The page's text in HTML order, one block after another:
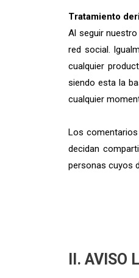
Tratamiento
Al seguir
red social.
cualquier
siendo esta la
cualquier
Los
decidan
personas cuyos
II. AVISO